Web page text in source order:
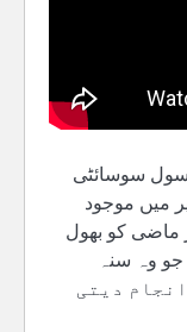
سوسائٹی
میں موجود
ماضی کو بھول
جو وہ سنہ
دیتی